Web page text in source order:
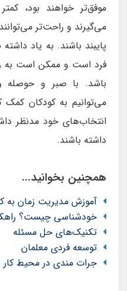
موفق‌تر خواهند بود،
می‌گیرند و راحت‌تر
پایبند باشند. به یاد
فرد است و ممکن است به
باشد. با صبر و حوصله
می‌توانیم به کودکان کمک
انتخاب‌های خود مدنظر
داشته باشند.
همچنین بخوانید...
آموزش مدیریت زمان به
خودشناسی چیست؟
تکنیک‌های حل مسئله
توسعه فردی معلمان
جرات مندی در محیط کار